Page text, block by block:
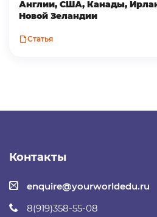
Англии, США, Канады,
Новой Зеландии
Статья
Контакты
enquire@yourworldedu.ru
8(919)358-55-08